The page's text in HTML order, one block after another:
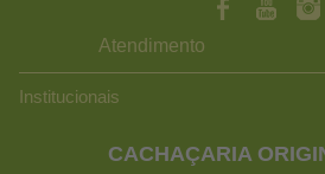
Atendimento
Institucionais
CACHAÇARIA